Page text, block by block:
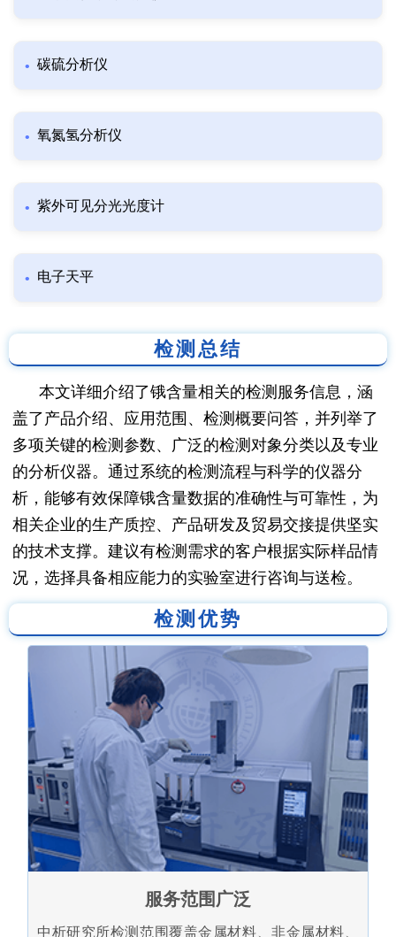
碳硫分析仪
氧氮氢分析仪
紫外可见分光光度计
电子天平
检测总结
本文详细介绍了锇含量相关的检测服务信息，涵
盖了产品介绍、应用范围、检测概要问答，并列举了
多项关键的检测参数、广泛的检测对象分类以及专业
的分析仪器。通过系统的检测流程与科学的仪器分
析，能够有效保障锇含量数据的准确性与可靠性，为
相关企业的生产质控、产品研发及贸易交接提供坚实
的技术支撑。建议有检测需求的客户根据实际样品情
况，选择具备相应能力的实验室进行咨询与送检。
检测优势
服务范围广泛
中析研究所检测范围覆盖金属材料、非金属材料、